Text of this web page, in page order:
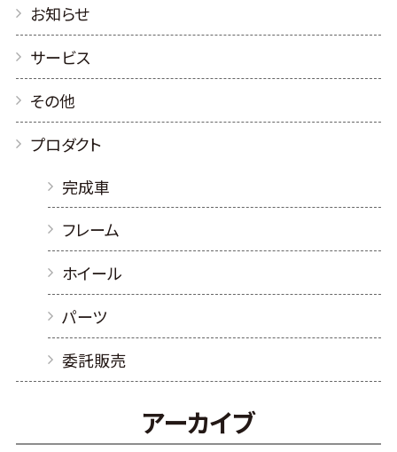
お知らせ
サービス
その他
プロダクト
完成車
フレーム
ホイール
パーツ
委託販売
アーカイブ